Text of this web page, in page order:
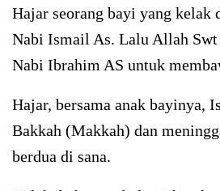
Hajar seorang bayi yang kelak
Nabi Ismail As. Lalu Allah Swt
Nabi Ibrahim AS untuk
Hajar, bersama anak bayinya,
Bakkah (Makkah) dan
berdua di sana.